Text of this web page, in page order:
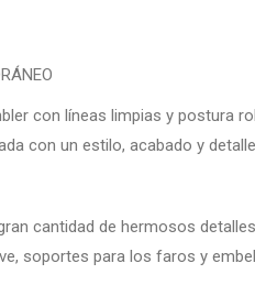
con líneas limpias y postura
con un estilo, acabado y
cantidad de hermosos
soportes para los faros y